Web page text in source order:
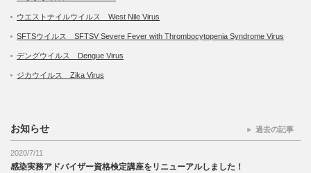
ウエストナイルウイルス West Nile Virus
SFTSウイルス SFTSV Severe Fever with Thrombocytopenia Syndrome Virus
デングウイルス Dengue Virus
ジカウイルス Zika Virus
お知らせ
2020/7/11
感染実務アドバイザー資格検定講座をリニューアルしました！
過去の記事